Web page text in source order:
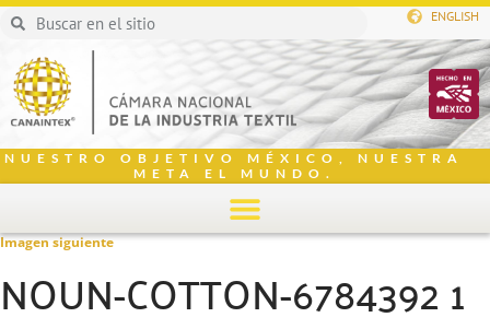
ENGLISH
NUESTRO OBJETIVO MÉXICO, NUESTRA
META EL MUNDO.
Imagen siguiente
NOUN-COTTON-6784392 1